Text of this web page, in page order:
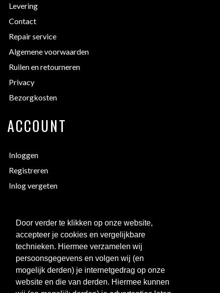
Door verder te klikken op onze website,
accepteer je cookies en vergelijkbare
technieken. Hiermee verzamelen wij
persoonsgegevens en volgen wij (en
mogelijk derden) je internetgedrag op onze
website en die van derden. Hiermee kunnen
Levering
Contact
Repair service
Algemene voorwaarden
Ruilen en retourneren
Privacy
Bezorgkosten
ACCOUNT
Inloggen
Registreren
Inlog vergeten
Bedrukken
Maattabellen
Links
Over ons